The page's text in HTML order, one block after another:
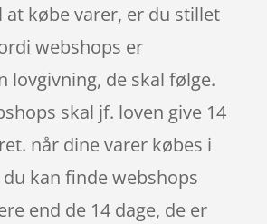
købe varer, er du stillet
webshops er
lovgivning, de skal følge.
skal jf. loven give 14
når dine varer købes i
kan finde webshops
end de 14 dage, de er